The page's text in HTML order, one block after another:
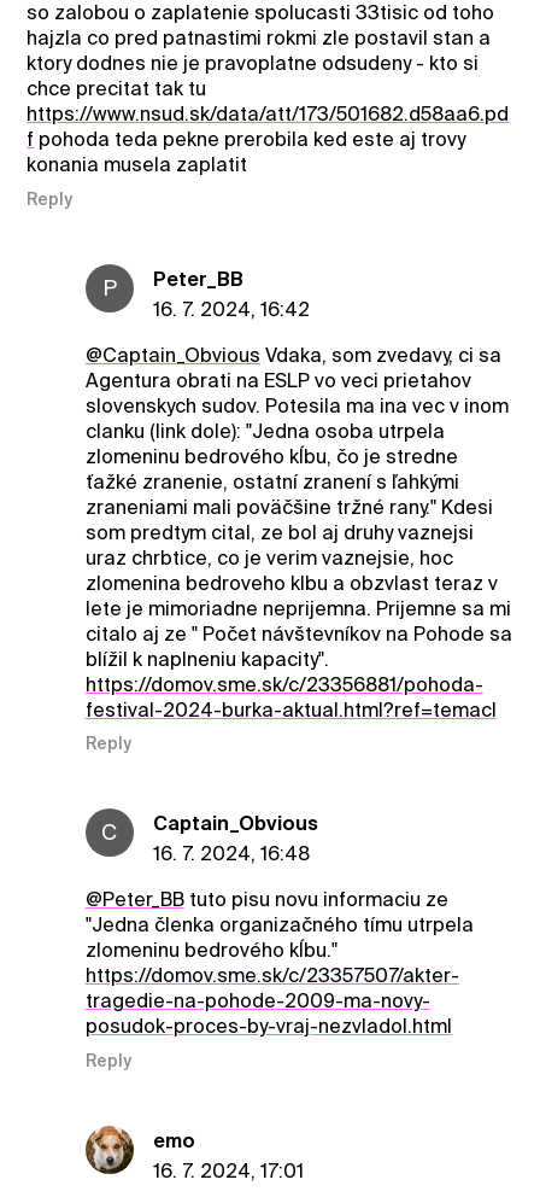
so zalobou o zaplatenie spolucasti 33tisic od toho
hajzla co pred patnastimi rokmi zle postavil stan a
ktory dodnes nie je pravoplatne odsudeny - kto si
chce precitat tak tu
https://www.nsud.sk/data/att/173/501682.d58aa6.pd
f pohoda teda pekne prerobila ked este aj trovy
konania musela zaplatit
Reply
P
Peter_BB
16. 7. 2024, 16:42
@Captain_Obvious Vdaka, som zvedavy, ci sa
Agentura obrati na ESLP vo veci prietahov
slovenskych sudov. Potesila ma ina vec v inom
clanku (link dole): "Jedna osoba utrpela
zlomeninu bedrového kĺbu, čo je stredne
ťažké zranenie, ostatní zranení s ľahkými
zraneniami mali poväčšine tržné rany." Kdesi
som predtym cital, ze bol aj druhy vaznejsi
uraz chrbtice, co je verim vaznejsie, hoc
zlomenina bedroveho klbu a obzvlast teraz v
lete je mimoriadne neprijemna. Prijemne sa mi
citalo aj ze " Počet návštevníkov na Pohode sa
blížil k naplneniu kapacity".
https://domov.sme.sk/c/23356881/pohoda-
festival-2024-burka-aktual.html?ref=temacl
Reply
C
Captain_Obvious
16. 7. 2024, 16:48
@Peter_BBtuto pisu novu informaciu ze
"Jedna členka organizačného tímu utrpela
zlomeninu bedrového kĺbu."
https://domov.sme.sk/c/23357507/akter-
tragedie-na-pohode-2009-ma-novy-
posudok-proces-by-vraj-nezvladol.html
Reply
emo
16. 7. 2024, 17:01